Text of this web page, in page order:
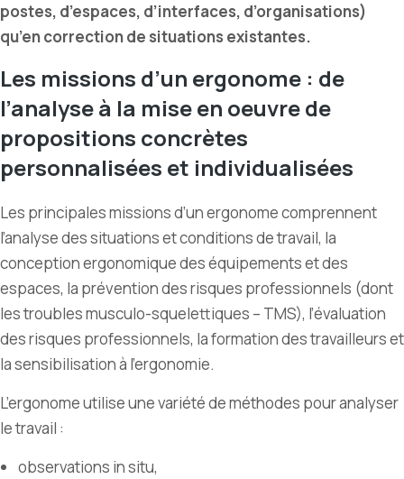
postes, d’espaces, d’interfaces, d’organisations)
qu’en correction de situations existantes.
Les missions d’un ergonome : de
l’analyse à la mise en oeuvre de
propositions concrètes
personnalisées et individualisées
Les principales missions d’un ergonome comprennent
l’analyse des situations et conditions de travail, la
conception ergonomique des équipements et des
espaces, la prévention des risques professionnels (dont
les troubles musculo-squelettiques – TMS), l’évaluation
des risques professionnels, la formation des travailleurs et
la sensibilisation à l’ergonomie.
L’ergonome utilise une variété de méthodes pour analyser
le travail :
observations in situ,